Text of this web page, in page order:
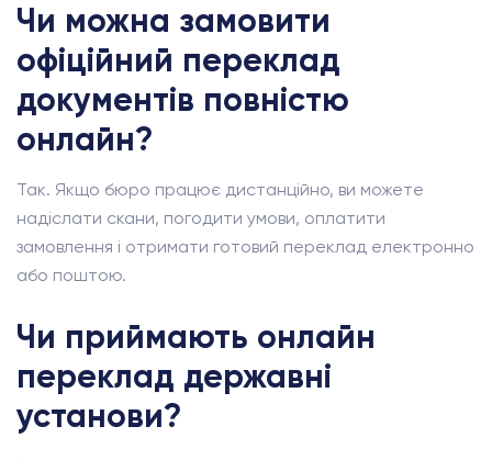
Чи можна замовити
офіційний переклад
документів повністю
онлайн?
Так. Якщо бюро працює дистанційно, ви можете
надіслати скани, погодити умови, оплатити
замовлення і отримати готовий переклад електронно
або поштою.
Чи приймають онлайн
переклад державні
установи?